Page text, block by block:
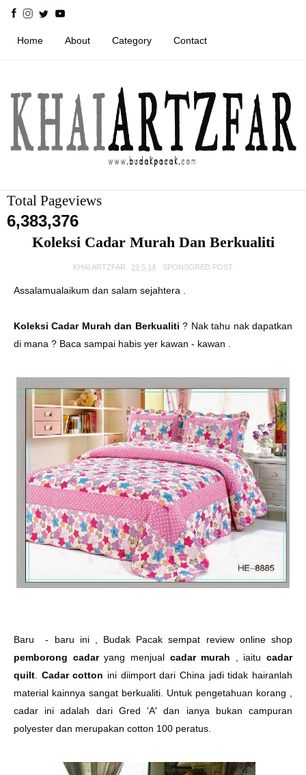
Home About Category Contact
Total Pageviews
6,383,376
Koleksi Cadar Murah Dan Berkualiti
KHAI ARTZFAR 19.5.14 SPONSORED POST
Assalamualaikum dan salam sejahtera .
Koleksi Cadar Murah dan Berkualiti? Nak tahu nak dapatkan
di mana ? Baca sampai habis yer kawan - kawan .
Baru - baru ini , Budak Pacak sempat review online shop
pemborong cadaryang menjualcadar murah , iaitu cadar
quilt
Cadar cotton ini diimport dari China jadi tidak hairanlah
material kainnya sangat berkualiti. Untuk pengetahuan korang ,
cadar ini adalah dari Gred 'A' dan ianya bukan campuran
polyester dan merupakan cotton 100 peratus.